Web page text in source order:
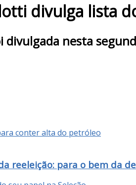
divulga lista
divulgada nesta
reeleição: para o bem da